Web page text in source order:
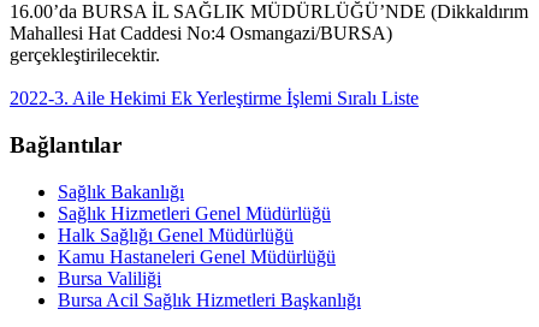
16.00’da BURSA İL SAĞLIK MÜDÜRLÜĞÜ’NDE (Dikkaldırım
Mahallesi Hat Caddesi No:4 Osmangazi/BURSA)
gerçekleştirilecektir.
2022-3. Aile Hekimi Ek Yerleştirme İşlemi Sıralı Liste
Bağlantılar
Sağlık Bakanlığı
Sağlık Hizmetleri Genel Müdürlüğü
Halk Sağlığı Genel Müdürlüğü
Kamu Hastaneleri Genel Müdürlüğü
Bursa Valiliği
Bursa Acil Sağlık Hizmetleri Başkanlığı